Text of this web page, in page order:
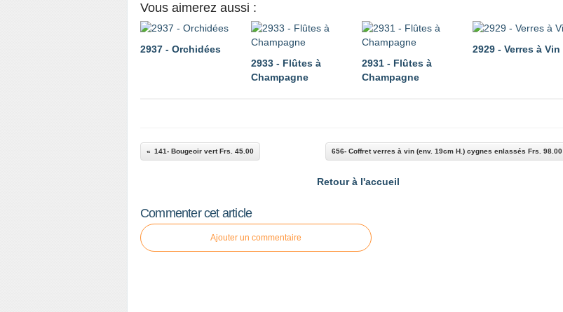
Vous aimerez aussi :
2937 - Orchidées
2933 - Flûtes à
Champagne
2931 - Flûtes à
Champagne
2929 - Verres à Vin
141- Bougeoir vert Frs. 45.00 656- Coffret verres à vin (env. 19cm H.) cygnes enlassés Frs. 98.00
Retour à l'accueil
Commenter cet article
Ajouter un commentaire